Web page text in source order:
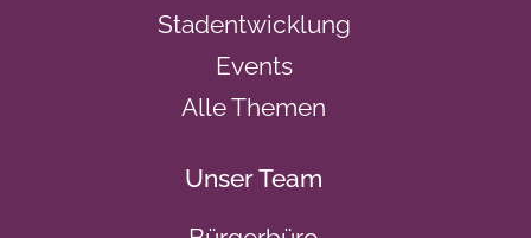
Stadentwicklung
Events
Alle Themen
Unser Team